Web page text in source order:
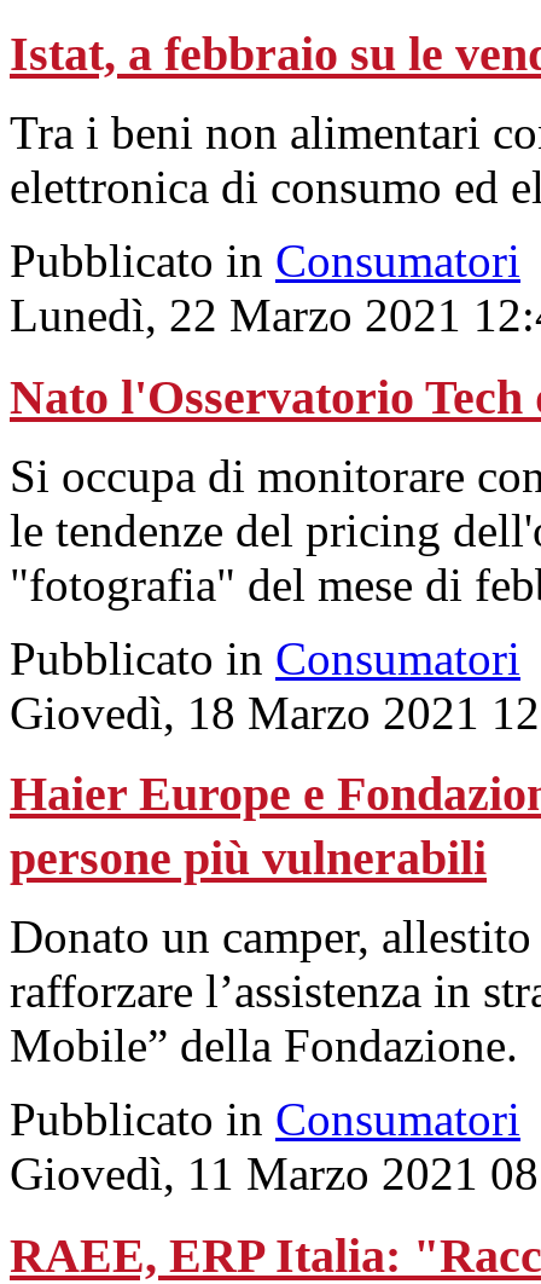
Istat, a febbraio su le
Tra i beni non alimentari
elettronica di consumo ed
Pubblicato in Consumatori
Lunedì, 22 Marzo 2021
Nato l'Osservatorio Tech
Si occupa di monitorare
le tendenze del pricing
"fotografia" del mese di
Pubblicato in Consumatori
Giovedì, 18 Marzo 2021
Haier Europe e
persone più vulnerabili
Donato un camper,
rafforzare l’assistenza in
Mobile” della Fondazione.
Pubblicato in Consumatori
Giovedì, 11 Marzo 2021
RAEE, ERP Italia: